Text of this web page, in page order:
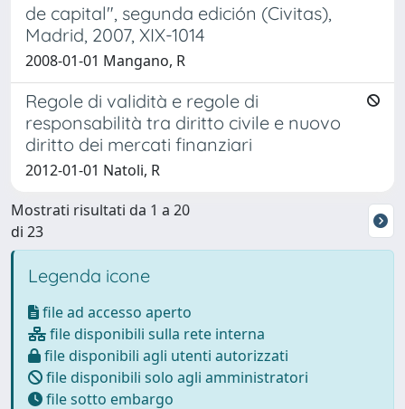
de capital", segunda edición (Civitas),
Madrid, 2007, XIX-1014
2008-01-01 Mangano, R
Regole di validità e regole di
responsabilità tra diritto civile e nuovo
diritto dei mercati finanziari
2012-01-01 Natoli, R
Mostrati risultati da 1 a 20
di 23
Legenda icone
file ad accesso aperto
file disponibili sulla rete interna
file disponibili agli utenti autorizzati
file disponibili solo agli amministratori
file sotto embargo